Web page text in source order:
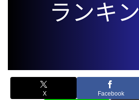
X Facebook